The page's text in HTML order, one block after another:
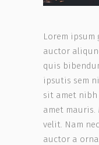
Lorem
auctor
quis
ipsutis sem
sit amet
amet mauris.
velit. Nam
auctor a